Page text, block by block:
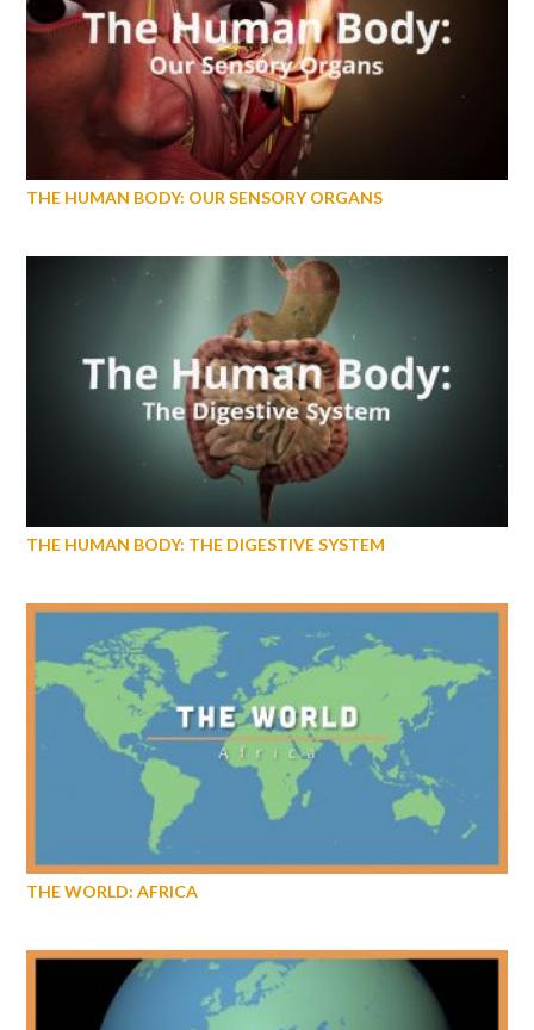
THE HUMAN BODY: OUR SENSORY ORGANS
THE HUMAN BODY: THE DIGESTIVE SYSTEM
THE WORLD: AFRICA